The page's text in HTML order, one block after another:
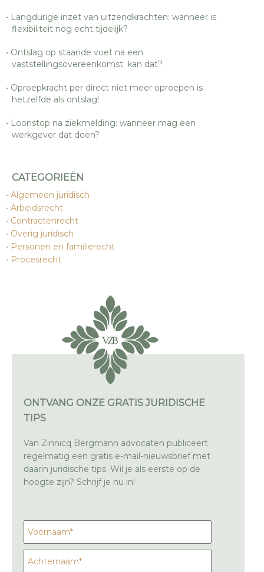
Langdurige inzet van uitzendkrachten: wanneer is
flexibiliteit nog echt tijdelijk?
Ontslag op staande voet na een
vaststellingsovereenkomst: kan dat?
Oproepkracht per direct niet meer oproepen is
hetzelfde als ontslag!
Loonstop na ziekmelding: wanneer mag een
werkgever dat doen?
CATEGORIEËN
Algemeen juridisch
Arbeidsrecht
Contractenrecht
Overig juridisch
Personen en familierecht
Procesrecht
ONTVANG ONZE GRATIS JURIDISCHE
TIPS
Van Zinnicq Bergmann advocaten publiceert
regelmatig een gratis e-mail-nieuwsbrief met
daarin juridische tips. Wil je als eerste op de
hoogte zijn? Schrijf je nu in!